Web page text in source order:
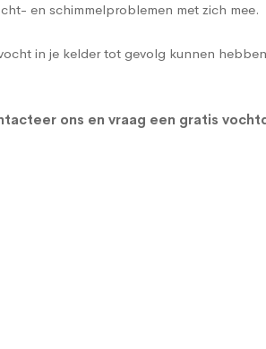
en schimmelproblemen met zich mee.
in je kelder tot gevolg kunnen
ons en vraag een gratis